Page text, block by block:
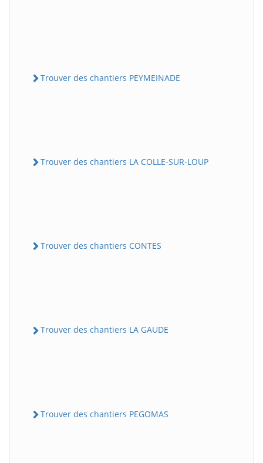
Trouver des chantiers PEYMEINADE
Trouver des chantiers LA COLLE-SUR-LOUP
Trouver des chantiers CONTES
Trouver des chantiers LA GAUDE
Trouver des chantiers PEGOMAS